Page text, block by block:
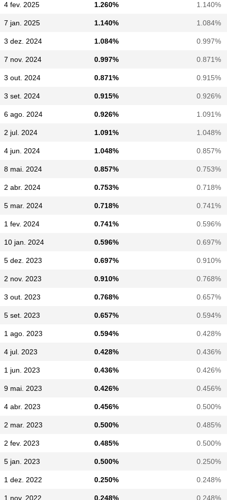
4 fev. 2025 1.260% 1.140%
7 jan. 2025 1.140% 1.084%
3 dez. 2024 1.084% 0.997%
7 nov. 2024 0.997% 0.871%
3 out. 2024 0.871% 0.915%
3 set. 2024 0.915% 0.926%
6 ago. 2024 0.926% 1.091%
2 jul. 2024 1.091% 1.048%
4 jun. 2024 1.048% 0.857%
8 mai. 2024 0.857% 0.753%
2 abr. 2024 0.753% 0.718%
5 mar. 2024 0.718% 0.741%
1 fev. 2024 0.741% 0.596%
10 jan. 2024 0.596% 0.697%
5 dez. 2023 0.697% 0.910%
2 nov. 2023 0.910% 0.768%
3 out. 2023 0.768% 0.657%
5 set. 2023 0.657% 0.594%
1 ago. 2023 0.594% 0.428%
4 jul. 2023 0.428% 0.436%
1 jun. 2023 0.436% 0.426%
9 mai. 2023 0.426% 0.456%
4 abr. 2023 0.456% 0.500%
2 mar. 2023 0.500% 0.485%
2 fev. 2023 0.485% 0.500%
5 jan. 2023 0.500% 0.250%
1 dez. 2022 0.250% 0.248%
1 nov. 2022 0.248% 0.248%